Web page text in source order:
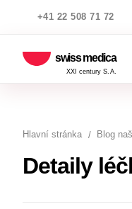
+41 22 508 71 72
swiss medica
XXI century S.A.
Hlavní stránka Blog
Detaily